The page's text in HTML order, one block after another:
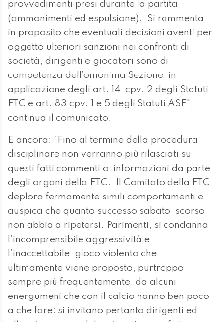
provvedimenti presi durante la partita
(ammonimenti ed espulsione). Si rammenta
in proposito che eventuali decisioni aventi per
oggetto ulteriori sanzioni nei confronti di
società, dirigenti e giocatori sono di
competenza dell’omonima Sezione, in
applicazione degli art. 14 cpv. 2 degli Statuti
FTC e art. 83 cpv. 1 e 5 degli Statuti ASF",
continua il comunicato.
E ancora: "Fino al termine della procedura
disciplinare non verranno più rilasciati su
questi fatti commenti o informazioni da parte
degli organi della FTC. Il Comitato della FTC
deplora fermamente simili comportamenti e
auspica che quanto successo sabato scorso
non abbia a ripetersi. Parimenti, si condanna
l’incomprensibile aggressività e
l’inaccettabile gioco violento che
ultimamente viene proposto, purtroppo
sempre più frequentemente, da alcuni
energumeni che con il calcio hanno ben poco
a che fare: si invitano pertanto dirigenti ed